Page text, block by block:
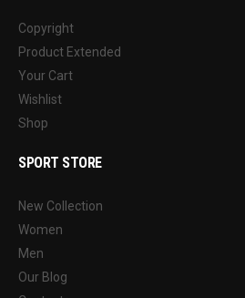
Copyright
Product Extended
Your Cart
Wishlist
Shop
SPORT STORE
New Collection
Women
Men
Our Blog